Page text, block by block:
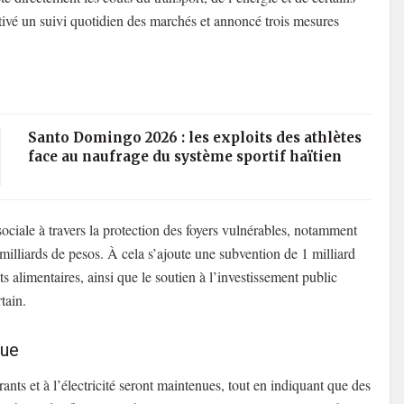
un suivi quotidien des marchés et annoncé trois mesures
Santo Domingo 2026 : les exploits des athlètes
face au naufrage du système sportif haïtien
à travers la protection des foyers vulnérables, notamment
de pesos. À cela s’ajoute une subvention de 1 milliard
alimentaires, ainsi que le soutien à l’investissement public
et à l’électricité seront maintenues, tout en indiquant que des